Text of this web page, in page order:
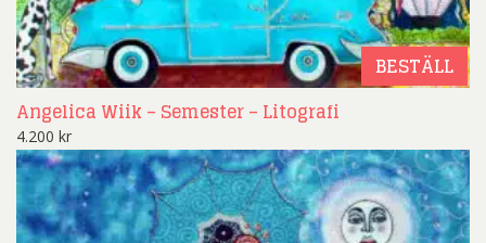
BESTÄLL
Angelica Wiik – Semester – Litografi
4.200 kr